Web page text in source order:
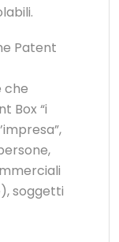
Patent
che
Box “i
soggetti